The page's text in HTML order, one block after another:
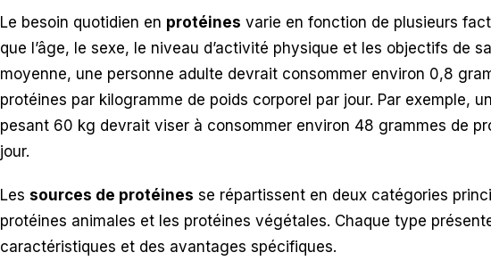
Le besoin quotidien en protéines varie en fonction de plusieurs
que l’âge, le sexe, le niveau d’activité physique et les objectifs de
moyenne, une personne adulte devrait consommer environ 0,8
protéines par kilogramme de poids corporel par jour. Par exemple,
pesant 60 kg devrait viser à consommer environ 48 grammes de
jour.
Les sources de protéines se répartissent en deux catégories
protéines animales et les protéines végétales. Chaque type
caractéristiques et des avantages spécifiques.